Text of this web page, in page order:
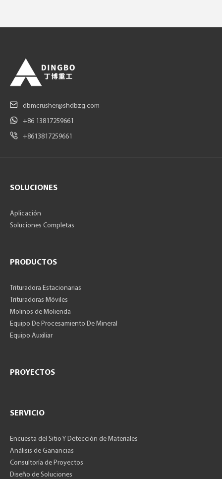
dbmcrusher@shdbzg.com
+86 13817259661
+8613817259661
SOLUCIONES
Aplicación
Soluciones Completas
PRODUCTOS
Trituradora Estacionarias
Trituradoras Móviles
Molinos de Molienda
Equipo De Procesamiento De Mineral
Equipo Auxiliar
PROYECTOS
SERVICIO
Encuesta del Sitio Y Detección de Materiales
Análisis de Ganancias
Consultoría de Proyectos
Diseño de Soluciones